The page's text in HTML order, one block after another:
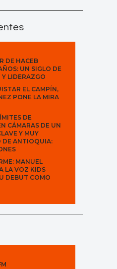
DE HACEB
UN SIGLO DE
LIDERAZGO
EL CAMPÍN,
PONE LA MIRA
DE
CÁMARAS DE UN
Y MUY
DE ANTIOQUIA:
MANUEL
LA VOZ KIDS
DEBUT COMO